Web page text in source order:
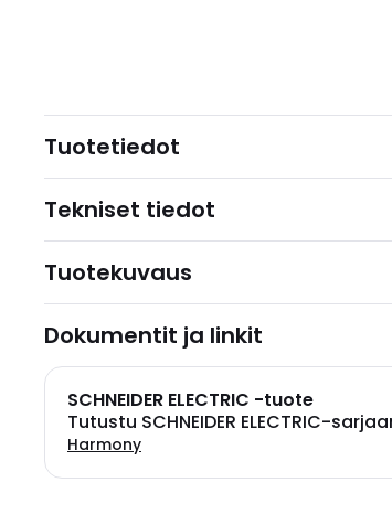
Tuotetiedot
Tekniset tiedot
Tuotekuvaus
Dokumentit ja linkit
SCHNEIDER ELECTRIC -tuote
Tutustu SCHNEIDER ELECTRIC-
Harmony